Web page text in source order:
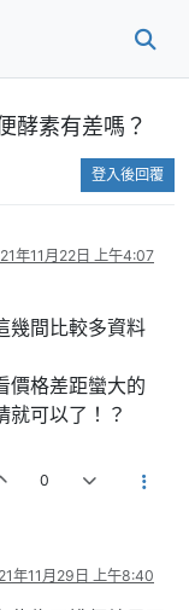
酵素有差嗎？
登入後回覆
年11月22日 上午4:07
幾間比較多資料
格差距蠻大的
就可以了！？
0
年11月29日 上午8:40